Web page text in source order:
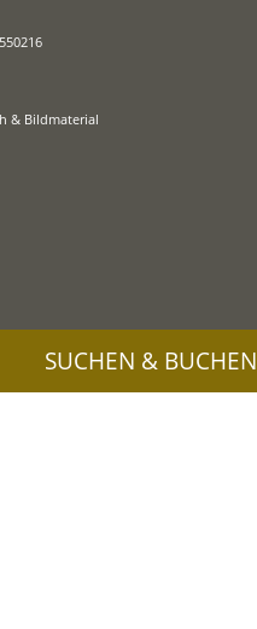
& Bildmaterial
SUCHEN & BUCHEN